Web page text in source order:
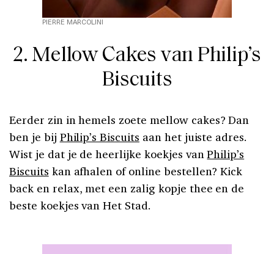
PIERRE MARCOLINI
2. Mellow Cakes van Philip’s
Biscuits
Eerder zin in hemels zoete mellow cakes? Dan
ben je bij Philip’s Biscuits aan het juiste adres.
Wist je dat je de heerlijke koekjes vanPhilip’s
Biscuits kan afhalen of online bestellen? Kick
back en relax, met een zalig kopje thee en de
beste koekjes van Het Stad.